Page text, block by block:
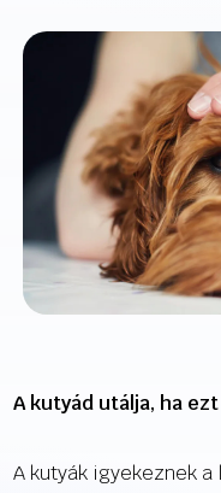
A kutyád utálja, ha
A kutyák igyekeznek